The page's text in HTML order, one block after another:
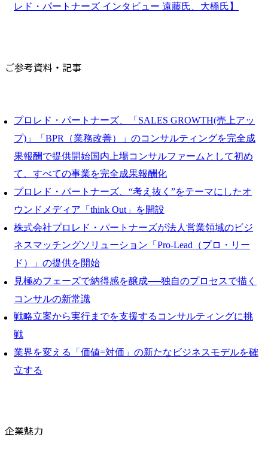
レド・パートナーズ インタビュー 遠藤氏、大橋氏】
ご参考資料・記事
プロレド・パートナーズ、「SALES GROWTH(売上アッ
プ)」「BPR（業務改善）」のコンサルティングを完全成
果報酬で提供開始国内上場コンサルファームとして初め
て、すべての事業を完全成果報酬化
プロレド・パートナーズ、“考え抜く”をテーマにしたオ
ウンドメディア「think Out」を開設
株式会社プロレド・パートナーズが法人営業領域のビジ
ネスマッチングソリューション「Pro-Lead（プロ・リー
ド）」の提供を開始
見極めフェーズで納得感を醸成──独自のプロセスで描く
コンサルの新常識
戦略立案から実行までを支援するコンサルティングに挑
戦
業界を変える「価値=対価」の新たなビジネスモデルを確
立する
企業魅力